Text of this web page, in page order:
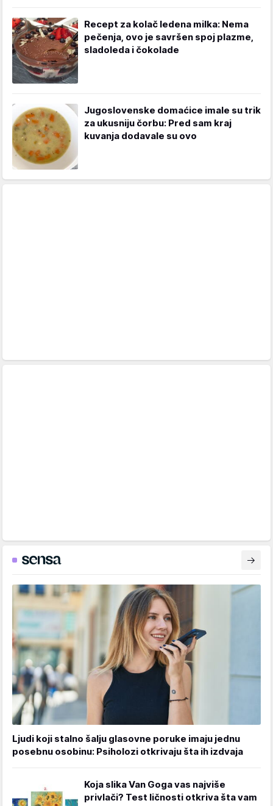
Recept za kolač ledena milka: Nema
pečenja, ovo je savršen spoj plazme,
sladoleda i čokolade
Jugoslovenske domaćice imale su trik
za ukusniju čorbu: Pred sam kraj
kuvanja dodavale su ovo
Ljudi koji stalno šalju glasovne poruke imaju jednu
posebnu osobinu: Psiholozi otkrivaju šta ih izdvaja
Koja slika Van Goga vas najviše
privlači? Test ličnosti otkriva šta vam